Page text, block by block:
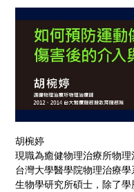
胡椀婷
現職為癒健物理治療所物理
台灣大學醫學院物理治療
生物學研究所碩士， 除了學